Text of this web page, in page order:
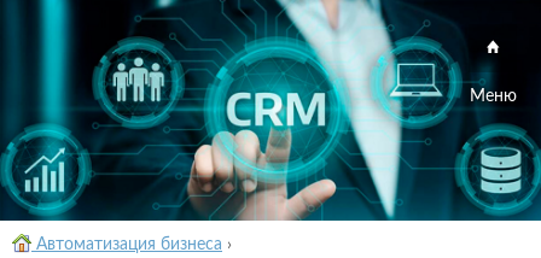
Меню
Автоматизация бизнеса ›